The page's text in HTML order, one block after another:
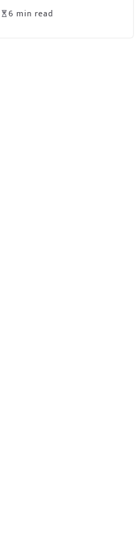
6 min read